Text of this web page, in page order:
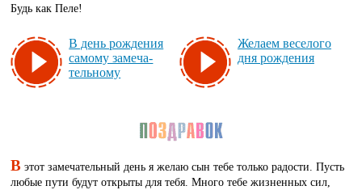
Будь как Пеле!
В день рож­де­ния
са­мо­му за­ме­ча­
тель­но­му
Же­ла­ем ве­се­ло­го
дня рож­де­ния
В этот замечательный день я желаю сын тебе только радости. Пусть
любые пути будут открыты для тебя. Много тебе жизненных сил,